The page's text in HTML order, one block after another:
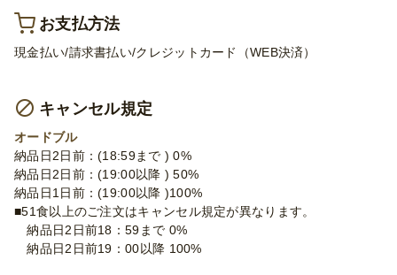
お支払方法
現金払い/請求書払い/クレジットカード（WEB決済）
キャンセル規定
オードブル
納品日2日前：(18:59まで ) 0%
納品日2日前：(19:00以降 ) 50%
納品日1日前：(19:00以降 )100%
■51食以上のご注文はキャンセル規定が異なります。
納品日2日前18：59まで 0%
納品日2日前19：00以降 100%